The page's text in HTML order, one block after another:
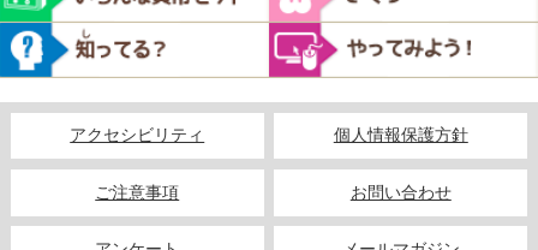
アクセシビリティ 個人情報保護方針
ご注意事項 お問い合わせ